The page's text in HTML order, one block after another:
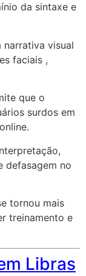
da sintaxe e
visual
faciais ,
que o
surdos em
defasagem no
tornou mais
treinamento e
Libras